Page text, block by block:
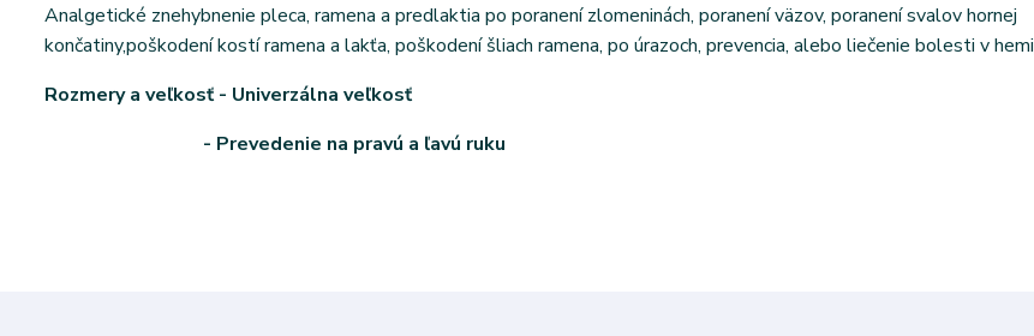
Analgetické znehybnenie pleca, ramena a predlaktia po poranení zlomeninách, poranení väzov, poranení svalov hornej
končatiny,poškodení kostí ramena a lakťa, poškodení šliach ramena, po úrazoch, prevencia, alebo liečenie bolesti v
Rozmery a veľkosť - Univerzálna veľkosť
- Prevedenie na pravú a ľavú ruku